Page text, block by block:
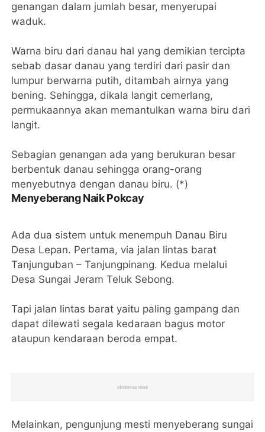
genangan dalam jumlah besar, menyerupai
waduk.
Warna biru dari danau hal yang demikian tercipta
sebab dasar danau yang terdiri dari pasir dan
lumpur berwarna putih, ditambah airnya yang
bening. Sehingga, dikala langit cemerlang,
permukaannya akan memantulkan warna biru dari
langit.
Sebagian genangan ada yang berukuran besar
berbentuk danau sehingga orang-orang
menyebutnya dengan danau biru. (*)
Menyeberang Naik Pokcay
Ada dua sistem untuk menempuh Danau Biru
Desa Lepan. Pertama, via jalan lintas barat
Tanjunguban – Tanjungpinang. Kedua melalui
Desa Sungai Jeram Teluk Sebong.
Tapi jalan lintas barat yaitu paling gampang dan
dapat dilewati segala kedaraan bagus motor
ataupun kendaraan beroda empat.
Melainkan, pengunjung mesti menyeberang sungai